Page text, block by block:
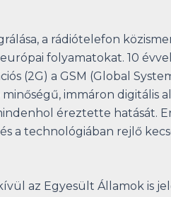
a rádiótelefon
folyamatokat. 10
(2G) a GSM (Global
immáron
éreztette hatását.
a technológiában rejlő
az Egyesült Államok is